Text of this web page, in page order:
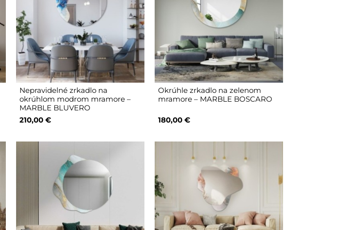
Nepravidelné zrkadlo na
okrúhlom modrom mramore –
MARBLE BLUVERO
210,00 €
Okrúhle zrkadlo na zelenom
mramore – MARBLE BOSCARO
180,00 €